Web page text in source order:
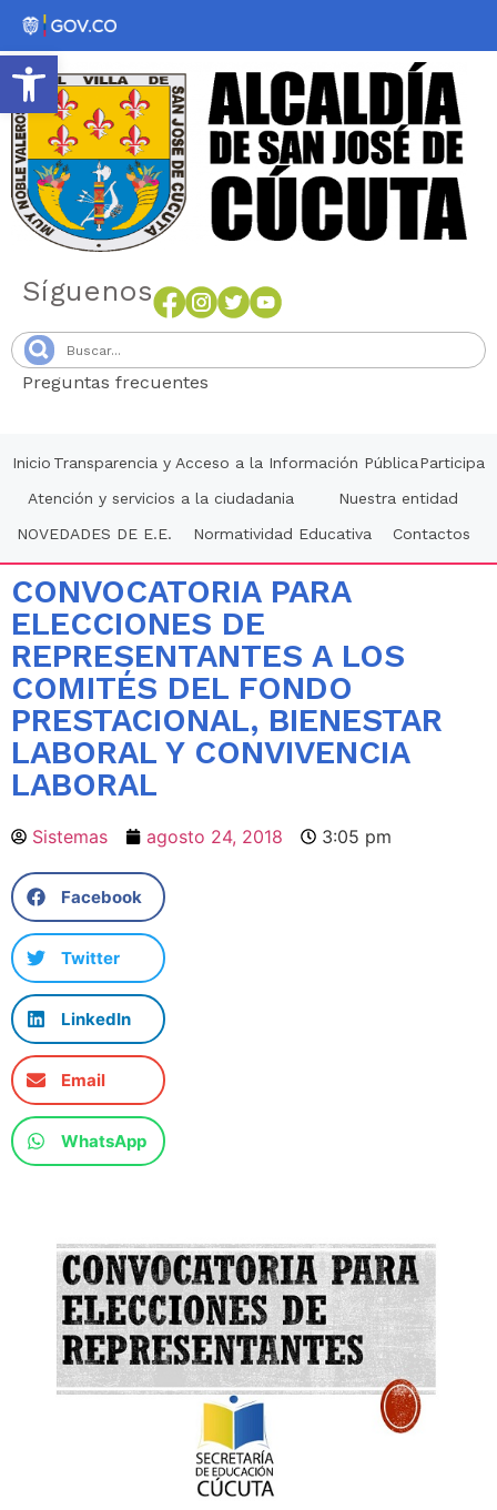
Abrir barra de herramientas
Síguenos
Preguntas frecuentes
Inicio Transparencia y Acceso a la Información PúblicaParticipa
Atención y servicios a la ciudadania
Nuestra entidad
NOVEDADES DE E.E.
Normatividad Educativa Contactos
CONVOCATORIA PARA
ELECCIONES DE
REPRESENTANTES A LOS
COMITÉS DEL FONDO
PRESTACIONAL, BIENESTAR
LABORAL Y CONVIVENCIA
LABORAL
Sistemas agosto 24, 2018 3:05 pm
Facebook
Twitter
LinkedIn
Email
WhatsApp